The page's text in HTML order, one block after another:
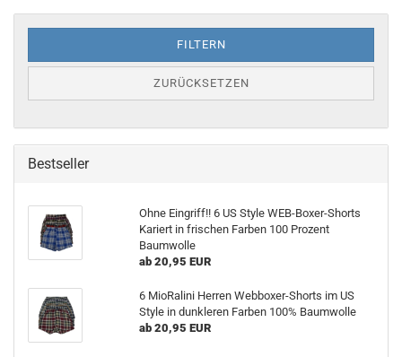
FILTERN
ZURÜCKSETZEN
Bestseller
Ohne Eingriff!! 6 US Style WEB-Boxer-Shorts
Kariert in frischen Farben 100 Prozent
Baumwolle
ab 20,95 EUR
6 MioRalini Herren Webboxer-Shorts im US
Style in dunkleren Farben 100% Baumwolle
ab 20,95 EUR